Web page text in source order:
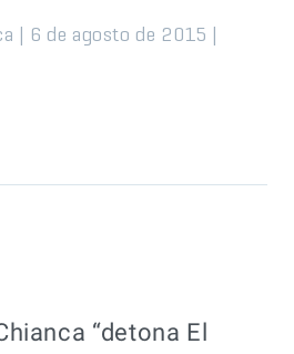
| 6 de agosto de 2015 |
“detona El